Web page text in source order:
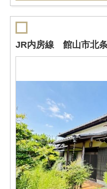
JR内房線 館山市北